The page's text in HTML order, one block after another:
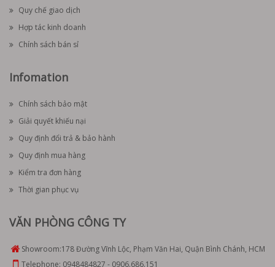
Quy chế giao dịch
Hợp tác kinh doanh
Chính sách bán sỉ
Infomation
Chính sách bảo mật
Giải quyết khiếu nại
Quy định đổi trả & bảo hành
Quy định mua hàng
Kiểm tra đơn hàng
Thời gian phục vụ
VĂN PHÒNG CÔNG TY
Showroom:178 Đường Vĩnh Lộc, Phạm Văn Hai, Quận Bình Chánh, HCM
Telephone: 0948484827 - 0906.686.151